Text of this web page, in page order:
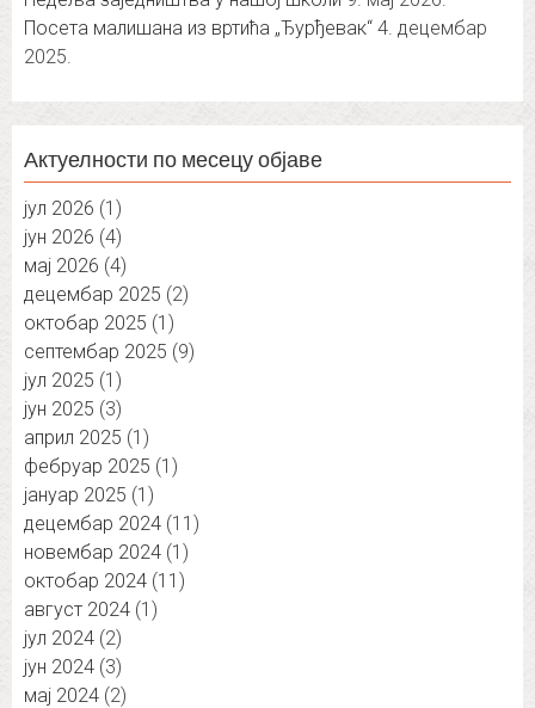
Посета малишана из вртића „Ђурђевак“ 4. децембар
2025.
Актуелности по месецу објаве
јул 2026 (1)
јун 2026 (4)
мај 2026 (4)
децембар 2025 (2)
октобар 2025 (1)
септембар 2025 (9)
јул 2025 (1)
јун 2025 (3)
април 2025 (1)
фебруар 2025 (1)
јануар 2025 (1)
децембар 2024 (11)
новембар 2024 (1)
октобар 2024 (11)
август 2024 (1)
јул 2024 (2)
јун 2024 (3)
мај 2024 (2)